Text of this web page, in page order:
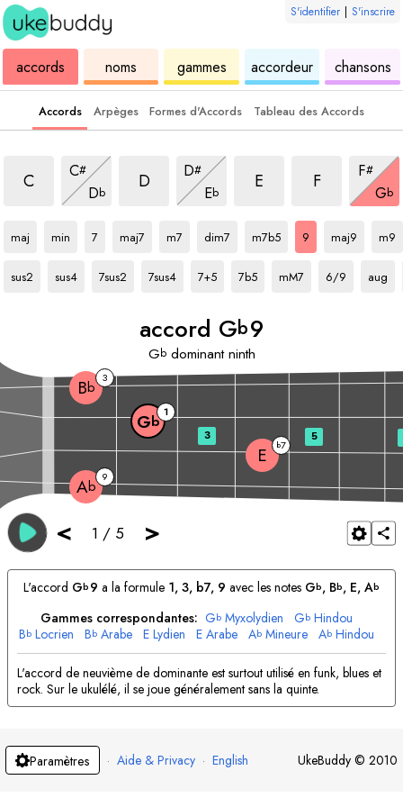
S'identifier | S'inscrire
accords
de
ukulélénoms
des
accordsgammes
de
ukuléléaccordeur ukulélé
chansons
Accords Arpèges Formes d'Accords Tableau des Accords
C
C#
accord
Db
9
D
D#
accord
Eb
9
E
F
F#
Gb
9
maj
min
7
maj7
m7
dim7
m7b5
Gb
9
accordGb
maj9
m9
sus2
sus4
7sus2
7sus4
7+5
7b5
accord
mM7
6/9
aug
accord Gb9
Gb dominant ninth
< 1 / 5 >
Ab 9
E b7
Gb 1
Bb 3
3 5
L'accord Gb9 a la formule 1, 3, b7, 9 avec les notes Gb, Bb, E, Ab
Gammes correspondantes: Gb Myxolydien Gb Hindou
Bb Locrien Bb Arabe E Lydien E Arabe Ab Mineure Ab Hindou
L'accord de neuvième de dominante est surtout utilisé en funk, blues et
rock. Sur le ukulélé, il se joue généralement sans la quinte.
Paramètres · Aide & Privacy · English UkeBuddy © 2010